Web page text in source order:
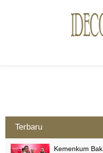
Terbaru
Kemenkum